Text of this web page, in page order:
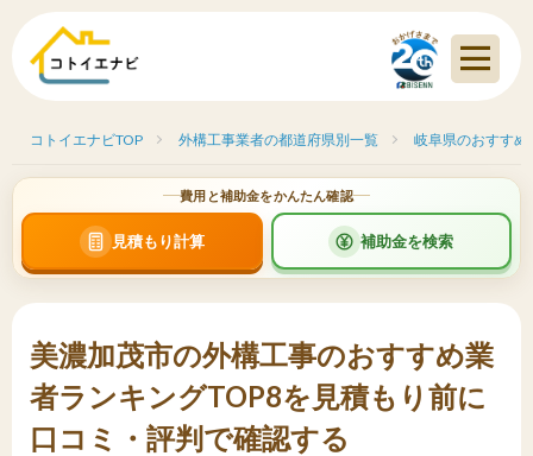
コトイエナビTOP 外構工事業者の都道府県別一覧 岐阜県のおすす
費用と補助金をかんたん確認
見積もり計算 補助金を検索
美濃加茂市の外構工事のおすすめ業
者ランキングTOP8を見積もり前に
口コミ・評判で確認する